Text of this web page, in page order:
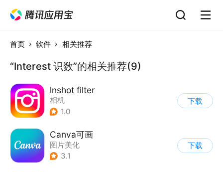
首页 软件 相关推荐
“Interest 识数”的相关推荐(9)
lnshot filter
相机
1.0
下载
Canva可画
图片美化
3.1
下载